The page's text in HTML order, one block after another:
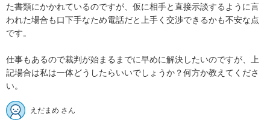
た書類にかかれているのですが、仮に相手と直接示談するように言
われた場合も口下手なため電話だと上手く交渉できるかも不安な点
です。
仕事もあるので裁判が始まるまでに早めに解決したいのですが、上
記場合は私は一体どうしたらいいでしょうか？何方か教えてくださ
い。
えだまめ さん